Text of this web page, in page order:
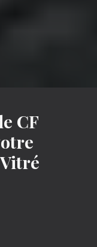
CF